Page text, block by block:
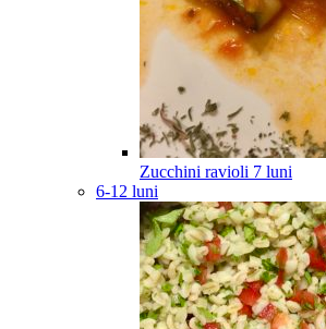
Zucchini ravioli 7 luni
6-12 luni